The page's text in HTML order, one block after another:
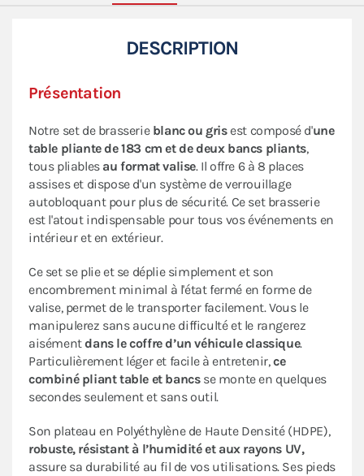
DESCRIPTION
Présentation
Notre set de brasserieblanc ou grisest composé d'une
table pliante de 183 cm et de deux bancs pliants,
tous pliables au format valise. Il offre 6 à 8 places
assises et dispose d'un système de verrouillage
autobloquant pour plus de sécurité. Ce set brasserie
est l'atout indispensable pour tous vos événements en
intérieur et en extérieur.
Ce set se plie et se déplie simplement et son
encombrement minimal à l'état fermé en forme de
valise, permet de le transporter facilement. Vous le
manipulerez sans aucune difficulté et le rangerez
aisémentdans le coffre d’un véhicule classique.
Particulièrement léger et facile à entretenir,ce
combiné pliant table et bancsse monte en quelques
secondes seulement et sans outil.
Son plateau en Polyéthylène de Haute Densité (HDPE),
robuste, résistant à l’humidité et aux rayons UV,
assure sa durabilité au fil de vos utilisations. Ses pieds